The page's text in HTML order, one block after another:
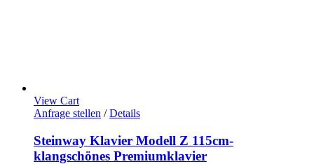
View Cart
Anfrage stellen / Details
Steinway Klavier Modell Z 115cm-
klangschönes Premiumklavier